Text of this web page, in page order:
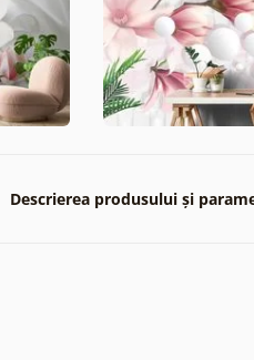
Descrierea produsului și